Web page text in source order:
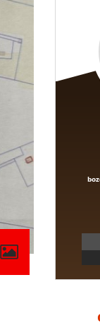
contributors